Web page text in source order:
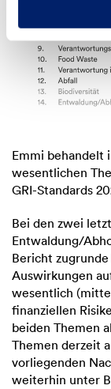
Emmi behandelt
wesentlichen
GRI-Standards
Bei den zwei
Entwaldung/
Bericht
Auswirkungen
wesentlich
finanziellen
beiden Themen
Themen derzeit
vorliegenden
weiterhin unter